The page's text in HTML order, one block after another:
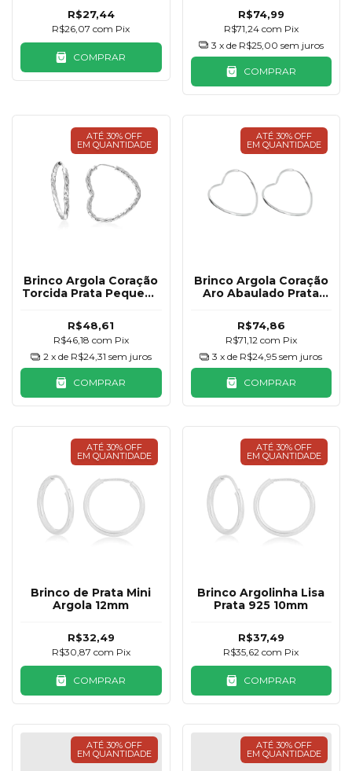
R$27,44
R$26,07com Pix
COMPRAR
R$74,99
R$71,24 com Pix
3 x de R$25,00 sem juros
COMPRAR
ATÉ 30% OFF
EM QUANTIDADE
Brinco Argola Coração
Torcida Prata Pequena
R$48,61
R$46,18 com Pix
2 x de R$24,31 sem juros
COMPRAR
ATÉ 30% OFF
EM QUANTIDADE
Brinco Argola Coração
Aro Abaulado Prata
R$74,86
R$71,12 com Pix
3 x de R$24,95 sem juros
COMPRAR
ATÉ 30% OFF
EM QUANTIDADE
Brinco de Prata Mini
Argola 12mm
R$32,49
R$30,87 com Pix
COMPRAR
ATÉ 30% OFF
EM QUANTIDADE
Brinco Argolinha Lisa
Prata 925 10mm
R$37,49
R$35,62com Pix
COMPRAR
ATÉ 30% OFF
EM QUANTIDADE
ATÉ 30% OFF
EM QUANTIDADE